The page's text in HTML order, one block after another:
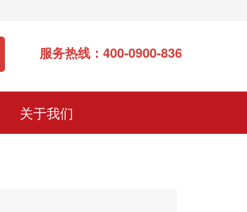
服务热线：400-0900-836
关于我们